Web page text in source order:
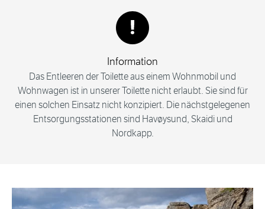
Information
Das Entleeren der Toilette aus einem Wohnmobil und
Wohnwagen ist in unserer Toilette nicht erlaubt. Sie sind für
einen solchen Einsatz nicht konzipiert. Die nächstgelegenen
Entsorgungsstationen sind Havøysund, Skaidi und
Nordkapp.